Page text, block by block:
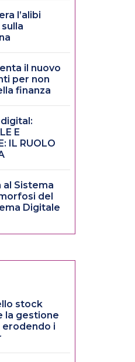
l’alibi
il nuovo
per non
finanza
E
IL RUOLO
al Sistema
del
Digitale
stock
la gestione
erodendo i